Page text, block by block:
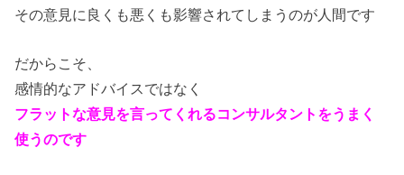
その意見に良くも悪くも影響されてしまうのが人間です
だからこそ、
感情的なアドバイスではなく
フラットな意見を言ってくれるコンサルタントをうまく
使うのです